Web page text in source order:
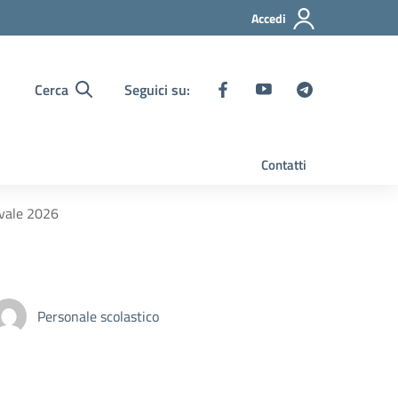
Accedi
Cerca Seguici su:
Contatti
2026
Personale scolastico